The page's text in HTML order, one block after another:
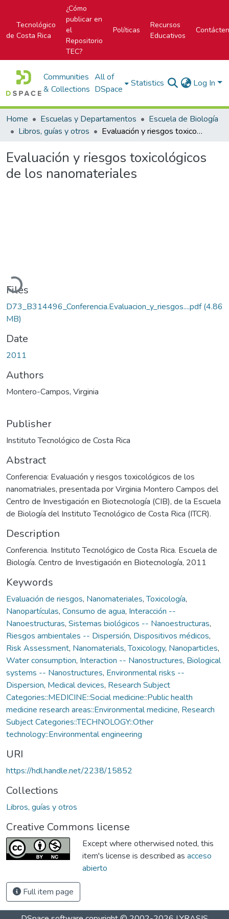
Tecnológico
de Costa Rica
¿Cómo
publicar en
el
Repositorio
TEC?
Políticas
Recursos
Educativos
Communities
& Collections
All of
DSpace
Statistics Log In
Home Escuelas y Departamentos
Escuela de Biología
Libros, guías y otros
Evaluación y riesgos toxicológicos de los nanomateriales
Evaluación y riesgos toxicológicos
de los nanomateriales
Loading...
Files
D73_B314496_Conferencia.Evaluacion_y_riesgos....pdf(4.86
MB)
Date
2011
Authors
Montero-Campos, Virginia
Publisher
Instituto Tecnológico de Costa Rica
Abstract
Conferencia: Evaluación y riesgos toxicológicos de los
nanomatriales, presentada por Virginia Montero Campos del
Centro de Investigación en Biotecnología (CIB), de la Escuela
de Biología del Instituto Tecnológico de Costa Rica (ITCR).
Description
Conferencia. Instituto Tecnológico de Costa Rica. Escuela de
Biología. Centro de Investigación en Biotecnología, 2011
Keywords
Evaluación de riesgos, Nanomateriales,Toxicología,
Nanopartículas, Consumo de agua, Interacción --
Nanoestructuras, Sistemas biológicos -- Nanoestructuras,
Riesgos ambientales -- Dispersión, Dispositivos médicos,
Risk Assessment, Nanomaterials,Toxicology, Nanoparticles,
Water consumption, Interaction -- Nanostructures, Biological
systems -- Nanostructures, Environmental risks --
Dispersion, Medical devices, Research Subject
Categories::MEDICINE::Social medicine::Public health
medicine research areas::Environmental medicine, Research
Subject Categories::TECHNOLOGY::Other
technology::Environmental engineering
URI
https://hdl.handle.net/2238/15852
Collections
Libros, guías y otros
Creative Commons license
Except where otherwised noted, this
item's license is described as acceso
abierto
Full item page